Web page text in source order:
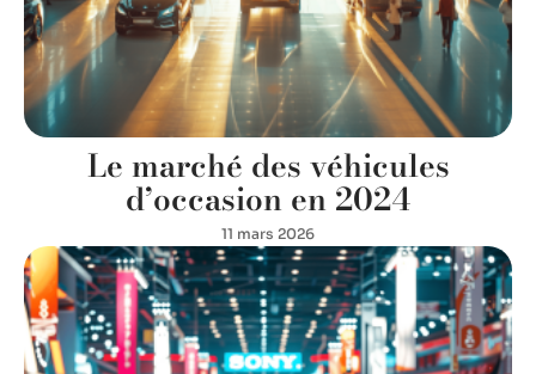
Le marché des véhicules
d’occasion en 2024
11 mars 2026